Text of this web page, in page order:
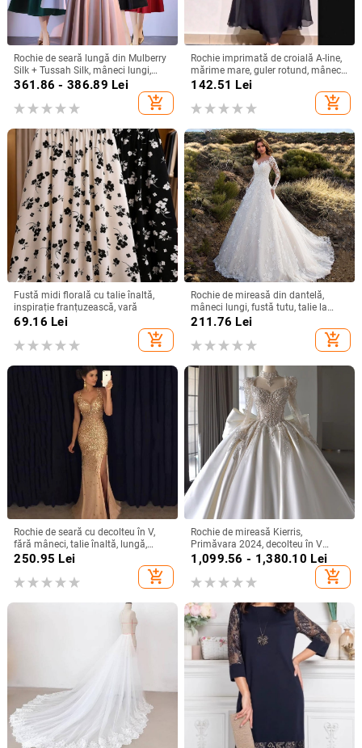
Rochie de seară lungă din Mulberry
Silk + Tussah Silk, mâneci lungi,
croială lungă, potrivită pentru
banchet și gală, primăvara 2025
361.86 - 386.89 Lei
add_shopping_cart
Rochie imprimată de croială A-line,
mărime mare, guler rotund, mâneci
clopot, toamnă 2025, stil european-
142.51 Lei
add_shopping_cart
Fustă midi florală cu talie înaltă,
inspirație franțuzească, vară
69.16 Lei
add_shopping_cart
Rochie de mireasă din dantelă,
mâneci lungi, fustă tutu, talie la
mijloc, rochie lungă
211.76 Lei
add_shopping_cart
Rochie de seară cu decolteu în V,
fără mâneci, talie înaltă, lungă,
fustă în croi leagăn, poliester,
250.95 Lei
add_shopping_cart
Rochie de mireasă Kierris,
Primăvara 2024, decolteu în V
adânc, mâneci lungi, siluetă de
prințesă, fustă lungă, amestec de
fibre de poliester
1,099.56 - 1,380.10 Lei
add_shopping_cart